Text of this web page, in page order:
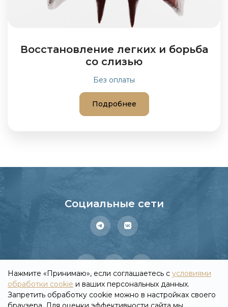
Восстановление легких и борьба
со слизью
Без оплаты
Подробнее
Социальные сети
Главная Консультации
Нажмите «Принимаю», если соглашаетесь с условиями
обработки cookie и ваших персональных данных.
Запретить обработку cookie можно в настройках своего